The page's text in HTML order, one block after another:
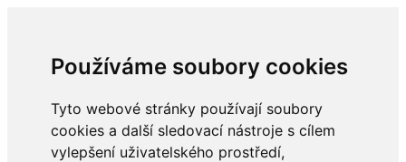
Používáme soubory cookies
Tyto webové stránky používají soubory
cookies a další sledovací nástroje s cílem
vylepšení uživatelského prostředí,